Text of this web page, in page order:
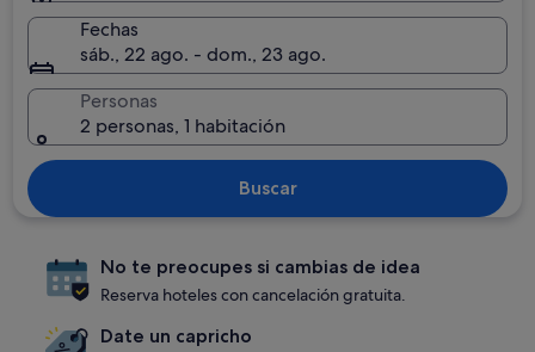
Fechas
sáb., 22 ago. - dom., 23 ago.
Personas
2 personas, 1 habitación
Buscar
No te preocupes si cambias de idea
Reserva hoteles con cancelación gratuita.
Date un capricho